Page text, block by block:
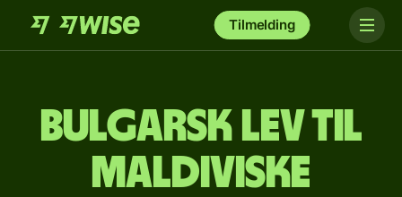
Tilmelding
bulgarsk lev til
maldiviske